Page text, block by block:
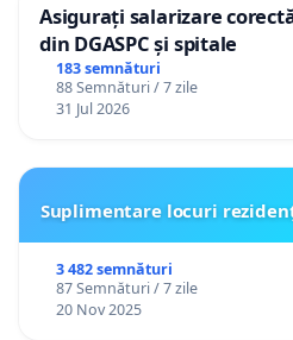
Asigurați salarizare
din DGASPC și spitale
183 semnături
88 Semnături / 7 zile
31 Jul 2026
Suplimentare locuri
3 482 semnături
87 Semnături / 7 zile
20 Nov 2025